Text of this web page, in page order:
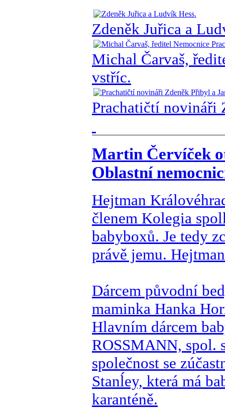
Zdeněk Juřica a
Michal Čarvaš,
vstříc.
Prachatičtí novináři
Martin Červíček
Oblastní
Hejtman
členem Kolegia
babyboxů. Je tedy
právě jemu.
Dárcem původní
maminka Hanka
Hlavním dárcem
ROSSMANN, spol.
společnost se
Stanĺey, která má
karanténě.